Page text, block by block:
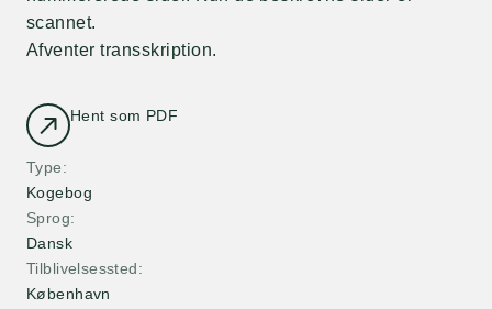
Hent som PDF
Type
Kogebog
Sprog
Dansk
Tilblivelsessted
København
scannet.
Afventer transskription.